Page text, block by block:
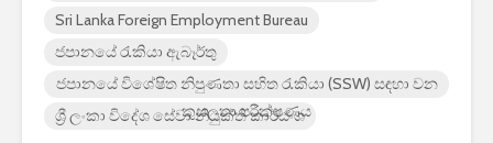
Sri Lanka Foreign Employment Bureau
ජපානයේ රැකියා ඇබෑර්තු
ජපානයේ විශේෂිත නිපුණතා සහිත රැකියා (SSW) සඳහා වන
කුසලතා පරීක්ෂණය
ශ්‍රී ලංකා විදේශ සේවා නියුක්ති කාර්යංශ